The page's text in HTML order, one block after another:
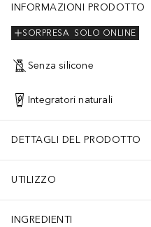
INFORMAZIONI PRODOTTO
SOLO ONLINE
SORPRESA
Senza silicone
Integratori naturali
DETTAGLI DEL PRODOTTO
UTILIZZO
INGREDIENTI